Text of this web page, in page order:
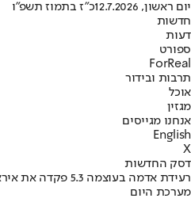
יום ראשון, 12.7.2026
כ"ז בתמוז תשפ"ו
חדשות
דעות
ספורט
ForReal
תרבות ובידור
אוכל
מגזין
אנחנו מגייסים
English
X
דסק החדשות
רעידת אדמה בעוצמה 5.3 פקדה את איראן
מערכת היום